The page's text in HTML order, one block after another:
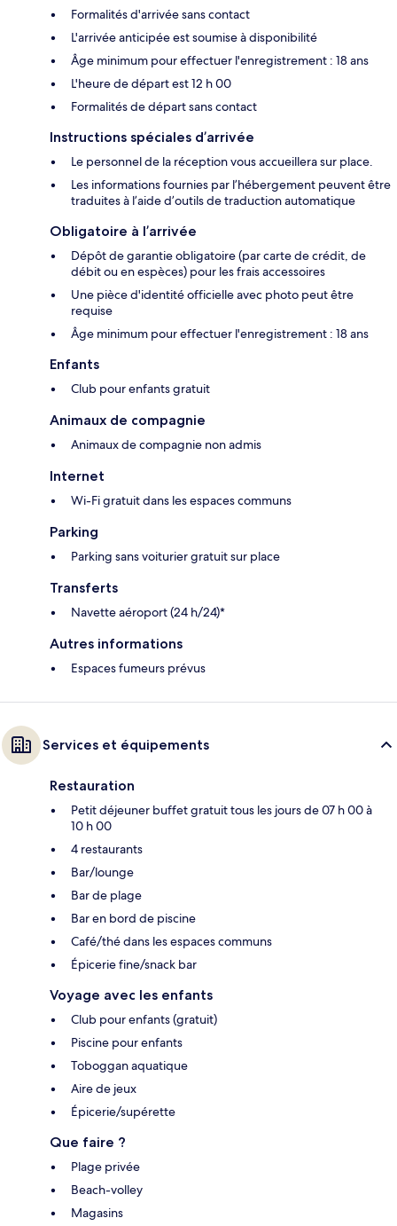
Formalités d'arrivée sans contact
L'arrivée anticipée est soumise à disponibilité
Âge minimum pour effectuer l'enregistrement : 18 ans
L'heure de départ est 12 h 00
Formalités de départ sans contact
Instructions spéciales d’arrivée
Le personnel de la réception vous accueillera sur place.
Les informations fournies par l’hébergement peuvent être
traduites à l’aide d’outils de traduction automatique
Obligatoire à l’arrivée
Dépôt de garantie obligatoire (par carte de crédit, de
débit ou en espèces) pour les frais accessoires
Une pièce d'identité officielle avec photo peut être
requise
Âge minimum pour effectuer l'enregistrement : 18 ans
Enfants
Club pour enfants gratuit
Animaux de compagnie
Animaux de compagnie non admis
Internet
Wi-Fi gratuit dans les espaces communs
Parking
Parking sans voiturier gratuit sur place
Transferts
Navette aéroport (24 h/24)*
Autres informations
Espaces fumeurs prévus
Services et équipements
Restauration
Petit déjeuner buffet gratuit tous les jours de 07 h 00 à
10 h 00
4 restaurants
Bar/lounge
Bar de plage
Bar en bord de piscine
Café/thé dans les espaces communs
Épicerie fine/snack bar
Voyage avec les enfants
Club pour enfants (gratuit)
Piscine pour enfants
Toboggan aquatique
Aire de jeux
Épicerie/supérette
Que faire ?
Plage privée
Beach-volley
Magasins